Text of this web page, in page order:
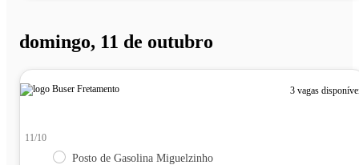
domingo, 11 de outubro
3 vagas
11/10
Posto de Gasolina Miguelzinho